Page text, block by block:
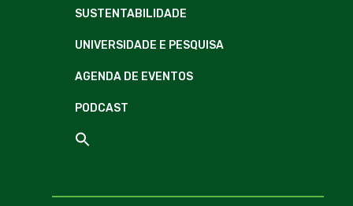
SUSTENTABILIDADE
UNIVERSIDADE E PESQUISA
AGENDA DE EVENTOS
PODCAST